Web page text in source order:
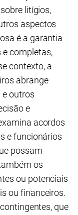
litígios,
aspectos
é a garantia
e completas,
contexto, a
abrange
e outros
e
acordos
e funcionários
possam
os
ou potenciais
ou financeiros.
que